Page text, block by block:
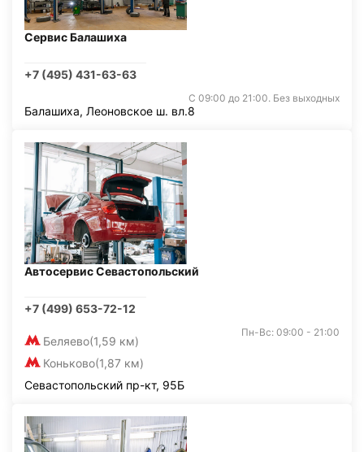
Сервис Балашиха
+7 (495) 431-63-63
С 09:00 до 21:00. Без выходных
Балашиха, Леоновское ш. вл.8
Автосервис Севастопольский
+7 (499) 653-72-12
Беляево(1,59 км)
Коньково(1,87 км)
Пн-Вс: 09:00 - 21:00
Севастопольский пр-кт, 95Б